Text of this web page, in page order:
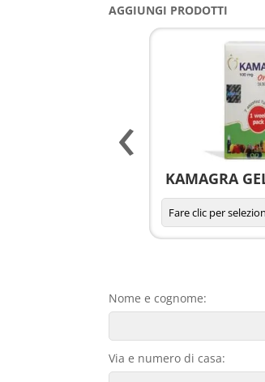
AGGIUNGI PRODOTTI
KAMAGRA
‹
Nome e cognome:
Via e numero di casa: